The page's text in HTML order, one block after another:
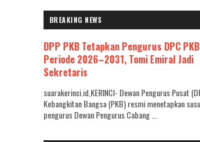
BREAKING NEWS
DPP PKB Tetapkan Pengurus DPC
Periode 2026–2031, Tomi Emiral Jadi
Sekretaris
suarakerinci.id,KERINCI- Dewan Pengurus Pusat
Kebangkitan Bangsa (PKB) resmi menetapkan
pengurus Dewan Pengurus Cabang ...